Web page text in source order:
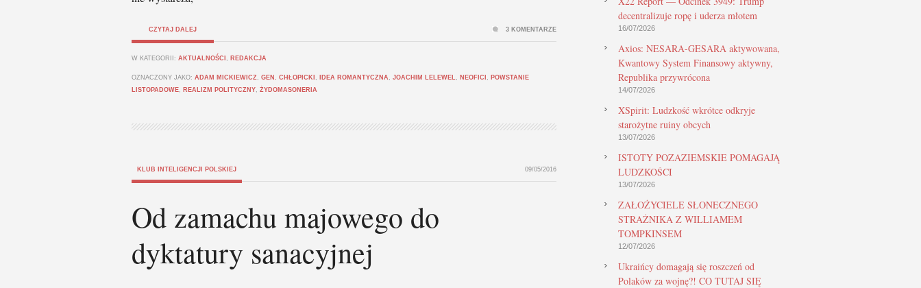
CZYTAJ DALEJ
W KATEGORII: AKTUALNOŚCI , REDAKCJA
OZNACZONY JAKO: ADAM MICKIEWICZ, GEN. CHŁOPICKI , IDEA ROMANTYCZNA , JOACHIM LELEWEL, NEOFICI , POWSTANIE
LISTOPADOWE, REALIZM POLITYCZNY, ŻYDOMASONERIA
3 KOMENTARZE
KLUB INTELIGENCJI POLSKIEJ 09/05/2016
Od zamachu majowego do
dyktatury sanacyjnej
decentralizuje ropę i uderza młotem
16/07/2026
Axios: NESARA-GESARA aktywowana,
Kwantowy System Finansowy aktywny,
Republika przywrócona
14/07/2026
XSpirit: Ludzkość wkrótce odkryje
starożytne ruiny obcych
13/07/2026
ISTOTY POZAZIEMSKIE POMAGAJĄ
LUDZKOŚCI
13/07/2026
ZAŁOŻYCIELE SŁONECZNEGO
STRAŻNIKA Z WILLIAMEM
TOMPKINSEM
12/07/2026
Ukraińcy domagają się roszczeń od
Polaków za wojnę?! CO TUTAJ SIĘ